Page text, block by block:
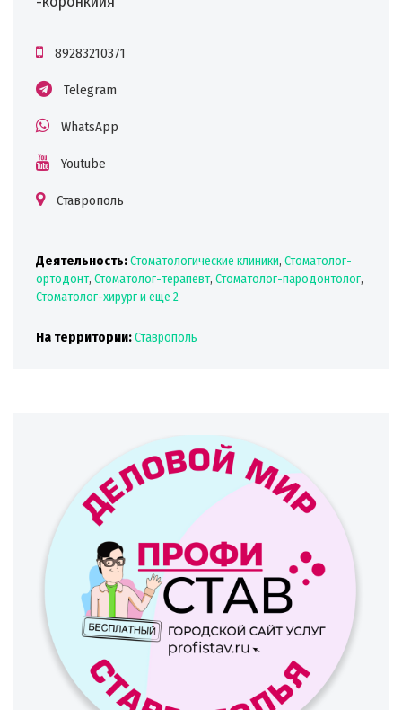
89283210371
Telegram
WhatsApp
Youtube
Ставрополь
Деятельность:Стоматологические клиники, Стоматолог-
ортодонт, Стоматолог-терапевт, Стоматолог-пародонтолог,
Стоматолог-хирурги еще 2
На территории:Ставрополь